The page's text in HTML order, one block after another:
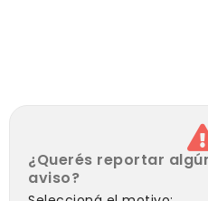
¿Querés reportar
aviso?